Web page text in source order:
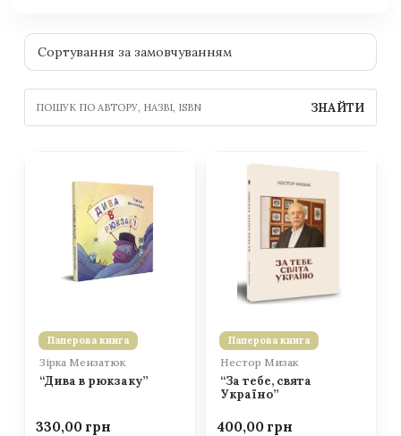
ЗНАЙТИ
Паперова книга
Зірка Мензатюк
“Дива в рюкзаку”
330,00
Паперова книга
Нестор Мизак
“За тебе, свята
Україно”
400,00